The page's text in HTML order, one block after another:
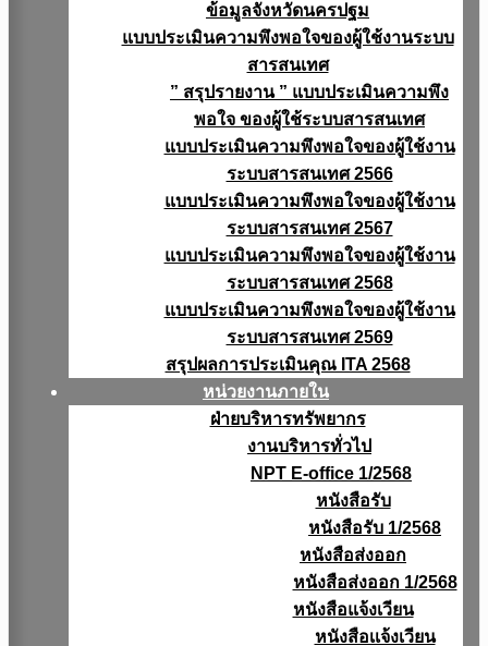
ข้อมูลจังหวัดนครปฐม
แบบประเมินความพึงพอใจของผู้ใช้งานระบบ
สารสนเทศ
” สรุปรายงาน ” แบบประเมินความพึง
พอใจ ของผู้ใช้ระบบสารสนเทศ
แบบประเมินความพึงพอใจของผู้ใช้งาน
ระบบสารสนเทศ 2566
แบบประเมินความพึงพอใจของผู้ใช้งาน
ระบบสารสนเทศ 2567
แบบประเมินความพึงพอใจของผู้ใช้งาน
ระบบสารสนเทศ 2568
แบบประเมินความพึงพอใจของผู้ใช้งาน
ระบบสารสนเทศ 2569
สรุปผลการประเมินคุณ ITA 2568
หน่วยงานภายใน
ฝ่ายบริหารทรัพยากร
งานบริหารทั่วไป
NPT E-office 1/2568
หนังสือรับ
หนังสือรับ 1/2568
หนังสือส่งออก
หนังสือส่งออก 1/2568
หนังสือแจ้งเวียน
หนังสือเเจ้งเวียน